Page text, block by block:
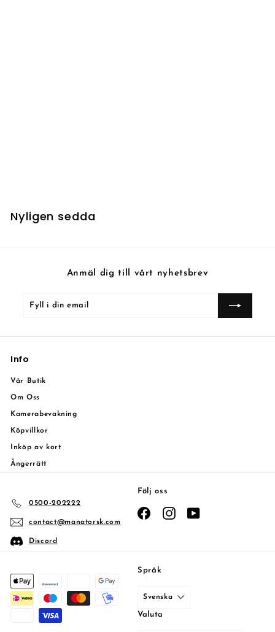
Nyligen sedda
Anmäl dig till vårt nyhetsbrev
Fyll
email
Prenumerera
Info
Vår Butik
Om Oss
Kamerabevakning
Köpvillkor
Inköp av kort
Ångerrätt
0500-202222
contact@manatorsk.com
Discord
Följ oss
FacebookInstagram
Språk
Svenska
Valuta